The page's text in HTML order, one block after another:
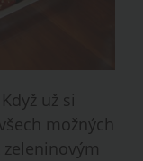
už si
možných